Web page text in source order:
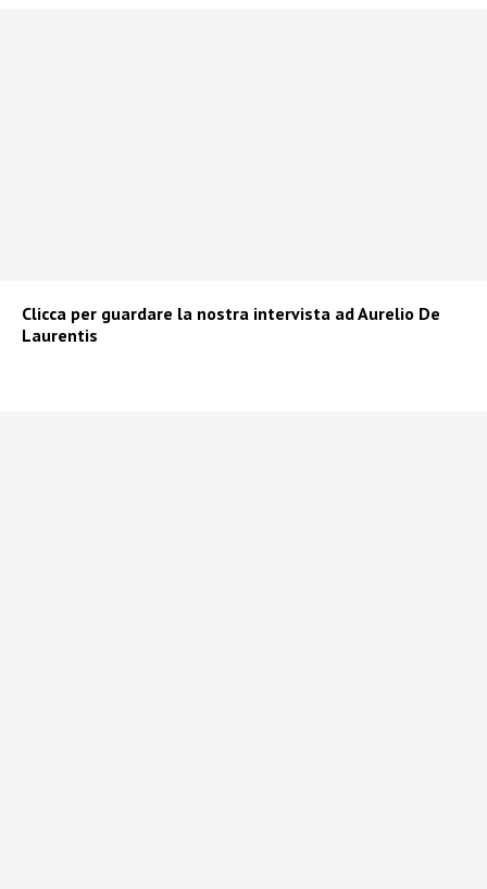
Clicca per guardare la nostra intervista ad Aurelio De
Laurentis